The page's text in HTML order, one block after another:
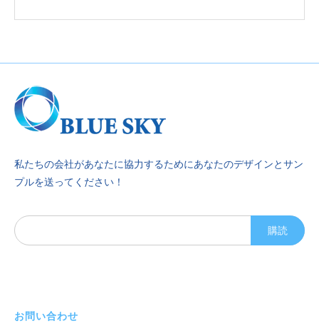
私たちの会社があなたに協力するためにあなたのデザインとサン
プルを送ってください！
購読
お問い合わせ